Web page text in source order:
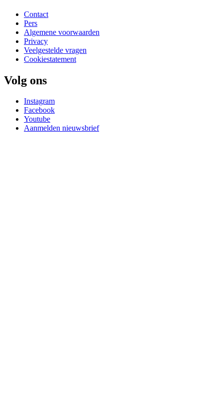
Contact
Pers
Algemene voorwaarden
Privacy
Veelgestelde vragen
Cookiestatement
Volg ons
Instagram
Facebook
Youtube
Aanmelden nieuwsbrief